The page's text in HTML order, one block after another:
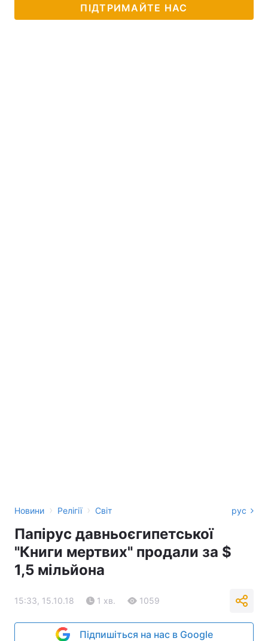
ПІДТРИМАЙТЕ НАС
Новини › Релігії › Світ рус
Папірус давньоєгипетської
"Книги мертвих" продали за $
1,5 мільйона
15:33, 15.10.18 1 хв. 1059
Підпишіться на нас в Google